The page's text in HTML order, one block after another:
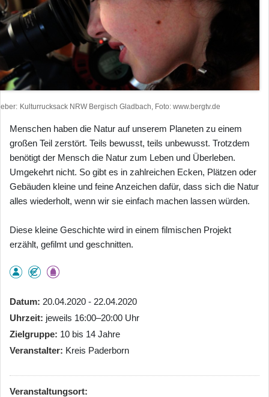
Kulturrucksack NRW Bergisch Gladbach, Foto: www.bergtv.de
Menschen haben die Natur auf unserem Planeten zu einem
großen Teil zerstört. Teils bewusst, teils unbewusst. Trotzdem
benötigt der Mensch die Natur zum Leben und Überleben.
Umgekehrt nicht. So gibt es in zahlreichen Ecken, Plätzen oder
Gebäuden kleine und feine Anzeichen dafür, dass sich die Natur
alles wiederholt, wenn wir sie einfach machen lassen würden.
Diese kleine Geschichte wird in einem filmischen Projekt
erzählt, gefilmt und geschnitten.
Datum 20.04.2020 - 22.04.2020
Uhrzeit jeweils 16:00–20:00 Uhr
Zielgruppe 10 bis 14 Jahre
Veranstalter Kreis Paderborn
Veranstaltungsort: